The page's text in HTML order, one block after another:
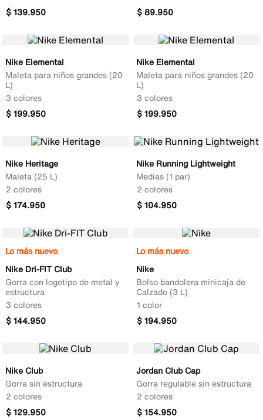
$139.950
$89.950
Nike Elemental
Maleta para niños grandes (20
L)
3 colores
$199.950
Nike Elemental
Maleta para niños grandes (20
L)
3 colores
$199.950
Nike Heritage
Maleta (25 L)
2 colores
$174.950
Nike Running Lightweight
Medias (1 par)
2 colores
$104.950
Lo más nuevo
Nike Dri-FIT Club
Gorra con logotipo de metal y
estructura
3 colores
$144.950
Lo más nuevo
Nike
Bolso bandolera minicaja de
Calzado (3 L)
1 color
$194.950
Nike Club
Gorra sin estructura
2 colores
$129.950
Jordan Club Cap
Gorra regulable sin estructura
2 colores
$154.950